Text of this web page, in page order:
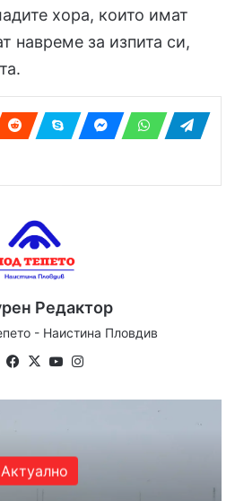
хора, които имат
навреме за изпита си,
Редактор
- Наистина Пловдив
WebsiteFacebook
X YouTube
Актуално